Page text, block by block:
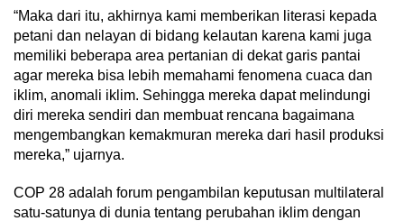
“Maka dari itu, akhirnya kami memberikan literasi kepada
petani dan nelayan di bidang kelautan karena kami juga
memiliki beberapa area pertanian di dekat garis pantai
agar mereka bisa lebih memahami fenomena cuaca dan
iklim, anomali iklim. Sehingga mereka dapat melindungi
diri mereka sendiri dan membuat rencana bagaimana
mengembangkan kemakmuran mereka dari hasil produksi
mereka,” ujarnya.
COP 28 adalah forum pengambilan keputusan multilateral
satu-satunya di dunia tentang perubahan iklim dengan